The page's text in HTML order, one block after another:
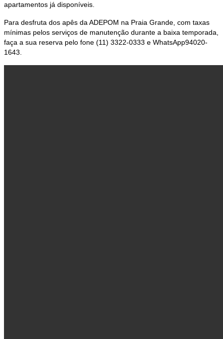
apartamentos já disponíveis.
Para desfruta dos apês da ADEPOM na Praia Grande, com taxas
mínimas pelos serviços de manutenção durante a baixa temporada,
faça a sua reserva pelo fone (11) 3322-0333 e WhatsApp94020-
1643.